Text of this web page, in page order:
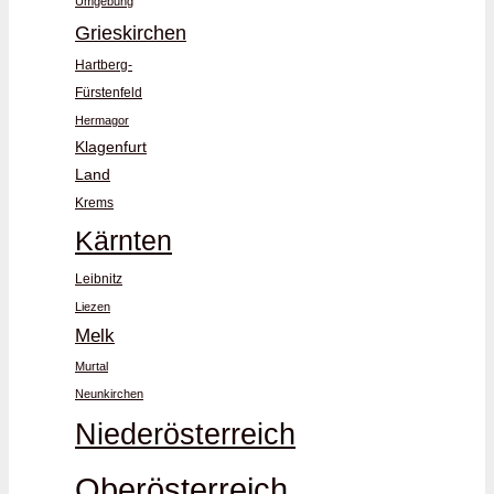
Grieskirchen
Hartberg-
Fürstenfeld
Hermagor
Klagenfurt
Land
Krems
Kärnten
Leibnitz
Liezen
Melk
Murtal
Neunkirchen
Niederösterreich